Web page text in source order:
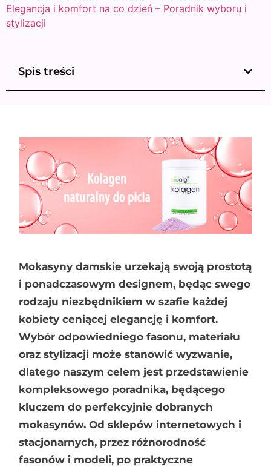
Elegancja i komfort na co dzień – Poradnik wyboru i
stylizacji
Spis treści
Mokasyny damskie urzekają swoją prostotą
i ponadczasowym designem, będąc swego
rodzaju niezbędnikiem w szafie każdej
kobiety ceniącej elegancję i komfort.
Wybór odpowiedniego fasonu, materiału
oraz stylizacji może stanowić wyzwanie,
dlatego naszym celem jest przedstawienie
kompleksowego poradnika, będącego
kluczem do perfekcyjnie dobranych
mokasynów. Od sklepów internetowych i
stacjonarnych, przez różnorodność
fasonów i modeli, po praktyczne